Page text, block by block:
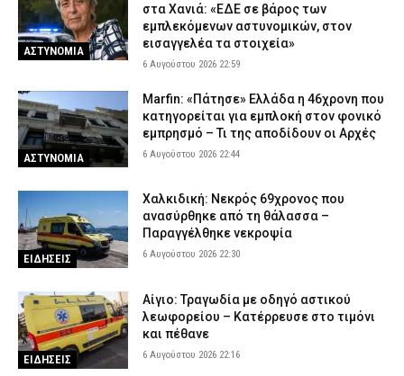
ΑΣΤΥΝΟΜΙΑ
στα Χανιά: «ΕΔΕ σε βάρος των
εμπλεκόμενων αστυνομικών, στον
εισαγγελέα τα στοιχεία»
6 Αυγούστου 2026 22:59
ΑΣΤΥΝΟΜΙΑ
Marfin: «Πάτησε» Ελλάδα η 46χρονη που
κατηγορείται για εμπλοκή στον φονικό
εμπρησμό – Τι της αποδίδουν οι Αρχές
6 Αυγούστου 2026 22:44
ΕΙΔΗΣΕΙΣ
Χαλκιδική: Νεκρός 69χρονος που
ανασύρθηκε από τη θάλασσα –
Παραγγέλθηκε νεκροψία
6 Αυγούστου 2026 22:30
ΕΙΔΗΣΕΙΣ
Αίγιο: Τραγωδία με οδηγό αστικού
λεωφορείου – Κατέρρευσε στο τιμόνι
και πέθανε
6 Αυγούστου 2026 22:16